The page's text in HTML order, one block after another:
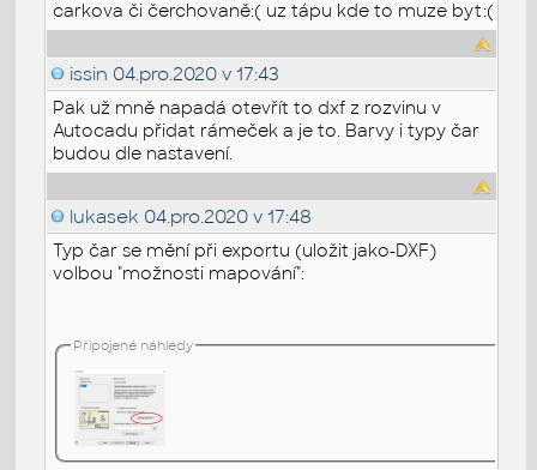
carkova či čerchovaně:( uz tápu kde to muze byt:(
issin 04.pro.2020 v 17:43
Pak už mně napadá otevřít to dxf z rozvinu v
Autocadu přidat rámeček a je to. Barvy i typy čar
budou dle nastavení.
lukasek 04.pro.2020 v 17:48
Typ čar se mění při exportu (uložit jako-DXF)
volbou "možnosti mapování":
Připojené náhledy